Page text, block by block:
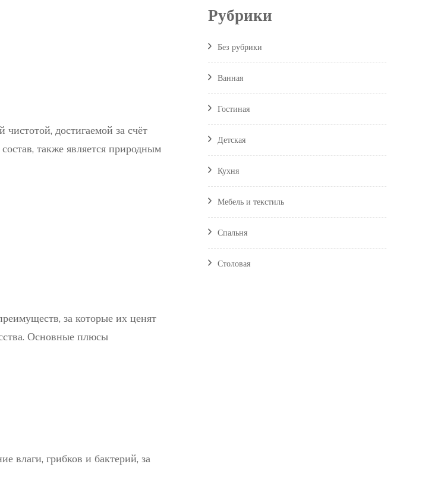
достигаемой за счёт
также является природным
за которые их ценят
Основные плюсы
влаги, грибков и бактерий, за
Рубрики
Без рубрики
Ванная
Гостиная
Детская
Кухня
Мебель и текстиль
Спальня
Столовая